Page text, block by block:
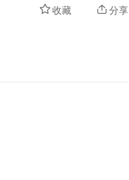
收藏 分享